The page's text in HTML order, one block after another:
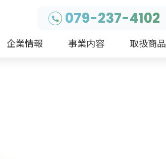
079-237-4102
企業情報 事業内容 取扱商品